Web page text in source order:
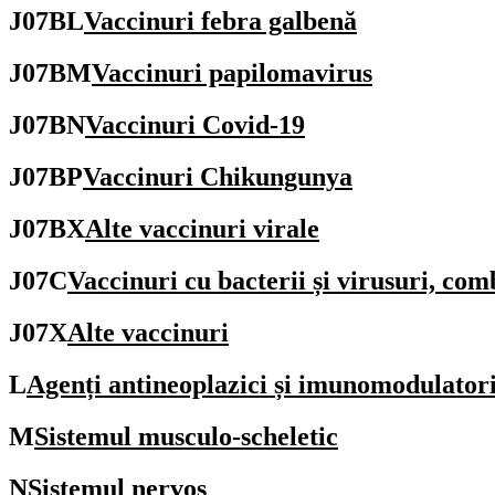
J07BLVaccinuri febra galbenă
J07BMVaccinuri papilomavirus
J07BNVaccinuri Covid-19
J07BPVaccinuri Chikungunya
J07BXAlte vaccinuri virale
J07CVaccinuri cu bacterii și virusuri,
J07XAlte vaccinuri
LAgenți antineoplazici și imunomodulatori
MSistemul musculo-scheletic
NSistemul nervos